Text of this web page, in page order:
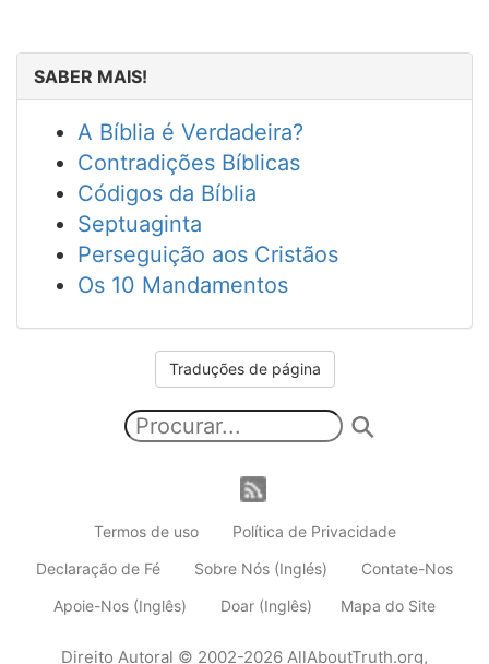
SABER MAIS!
A Bíblia é Verdadeira?
Contradições Bíblicas
Códigos da Bíblia
Septuaginta
Perseguição aos Cristãos
Os 10 Mandamentos
Traduções de página
Termos de uso
Política de Privacidade
Declaração de Fé
Sobre Nós (Inglés)
Contate-Nos
Apoie-Nos (Inglês)
Doar (Inglês) Mapa do Site
Direito Autoral © 2002-2026 AllAboutTruth.org,